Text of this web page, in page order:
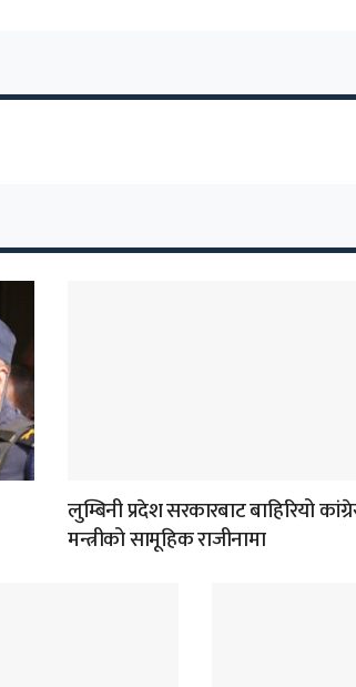
लुम्बिनी प्रदेश सरकारबाट बाहिरियो
मन्त्रीको सामूहिक राजीनामा